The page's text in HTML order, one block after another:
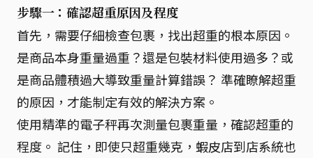
步驟一：確認超重原因及程度
首先，需要仔細檢查包裹，找出超重的根本原因。
是商品本身重量過重？還是包裝材料使用過多？或
是商品體積過大導致重量計算錯誤？ 準確瞭解超重
的原因，才能制定有效的解決方案。
使用精準的電子秤再次測量包裹重量，確認超重的
程度。 記住，即使只超重幾克，蝦皮店到店系統也